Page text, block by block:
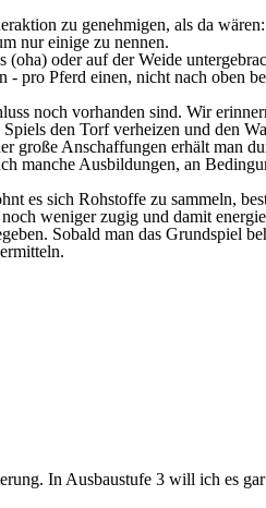
zu genehmigen, als da
nur einige zu nennen.
oder auf der Weide
pro Pferd einen, nicht nach oben
noch vorhanden sind. Wir
den Torf verheizen und den
Anschaffungen erhält man
manche Ausbildungen, an
es sich Rohstoffe zu sammeln,
weniger zugig und damit
Sobald man das Grundspiel
In Ausbaustufe 3 will ich es